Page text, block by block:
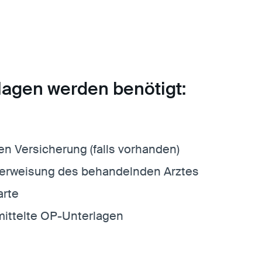
werden benötigt:
Versicherung (falls vorhanden)
des behandelnden Arztes
OP-Unterlagen